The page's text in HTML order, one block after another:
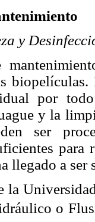
y
por
y la
ser
para
llegado a ser
la
o